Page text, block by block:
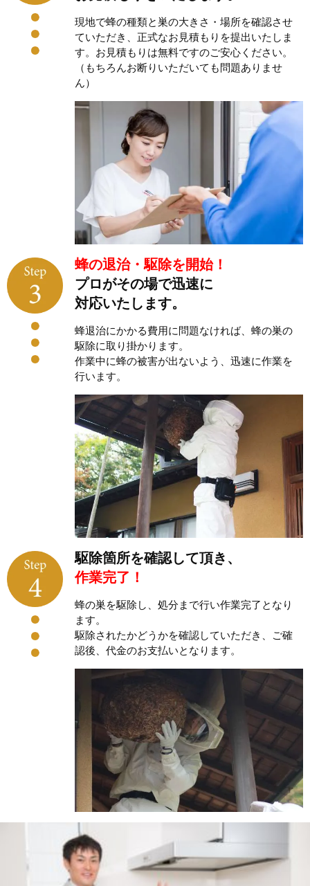
現地で蜂の種類と巣の大きさ・場所を確認させ
ていただき、正式なお見積もりを提出いたしま
す。お見積もりは無料ですのご安心ください。
（もちろんお断りいただいても問題ありませ
ん）
蜂の退治・駆除を開始！
プロがその場で迅速に
対応いたします。
蜂退治にかかる費用に問題なければ、蜂の巣の
駆除に取り掛かります。
作業中に蜂の被害が出ないよう、迅速に作業を
行います。
駆除箇所を確認して頂き、
作業完了！
蜂の巣を駆除し、処分まで行い作業完了となり
ます。
駆除されたかどうかを確認していただき、ご確
認後、代金のお支払いとなります。